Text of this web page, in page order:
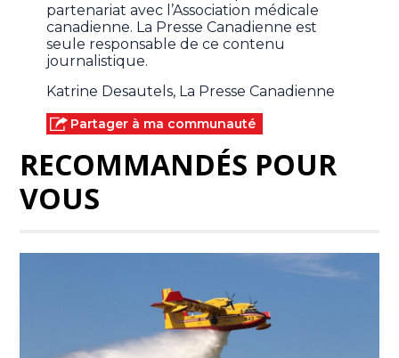
partenariat avec l’Association médicale
canadienne. La Presse Canadienne est
seule responsable de ce contenu
journalistique.
Katrine Desautels, La Presse Canadienne
Partager à ma communauté
RECOMMANDÉS POUR
VOUS